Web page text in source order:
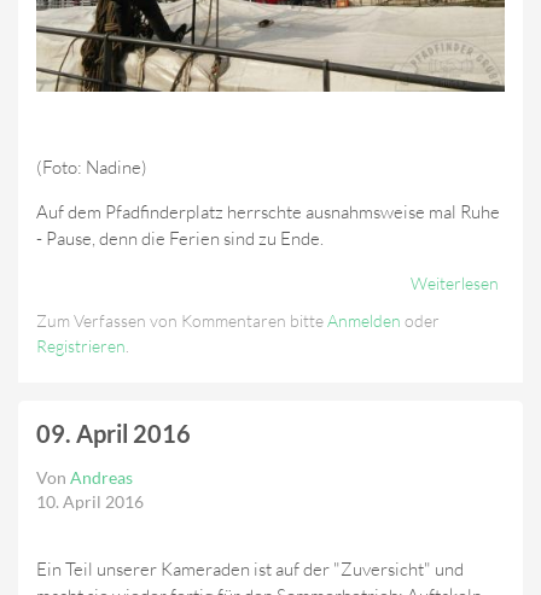
(Foto: Nadine)
Auf dem Pfadfinderplatz herrschte ausnahmsweise mal Ruhe
- Pause, denn die Ferien sind zu Ende.
Weiterlesen
Zum Verfassen von Kommentaren bitteAnmelden oder
Registrieren
09. April 2016
Von Andreas
10. April 2016
Ein Teil unserer Kameraden ist auf der "Zuversicht" und